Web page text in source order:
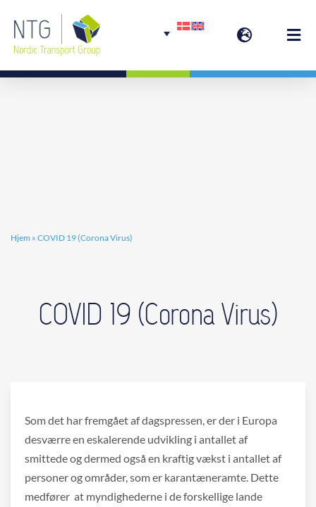
content
Hjem » COVID 19 (Corona Virus)
COVID 19 (Corona Virus)
Som det har fremgået af dagspressen, er der i Europa
desværre en eskalerende udvikling i antallet af
smittede og dermed også en kraftig vækst i antallet af
personer og områder, som er karantæneramte. Dette
medfører at myndighederne i de forskellige lande